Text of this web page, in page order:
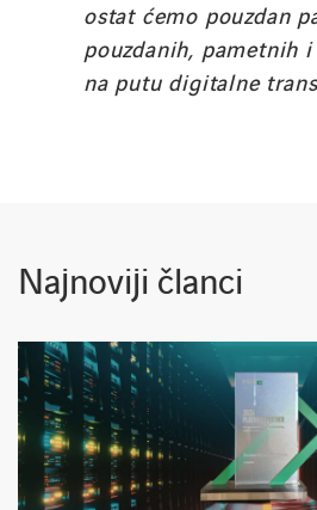
ostat ćemo pouzdan
pouzdanih, pametnih
na putu digitalne
Najnoviji članci